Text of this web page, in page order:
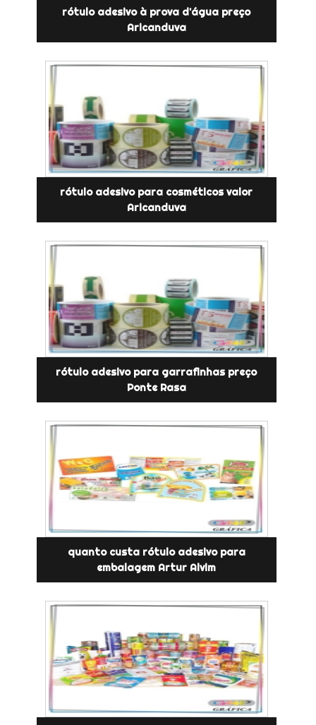
rótulo adesivo à prova d'água preço
Aricanduva
rótulo adesivo para cosméticos valor
Aricanduva
rótulo adesivo para garrafinhas preço
Ponte Rasa
quanto custa rótulo adesivo para
embalagem Artur Alvim